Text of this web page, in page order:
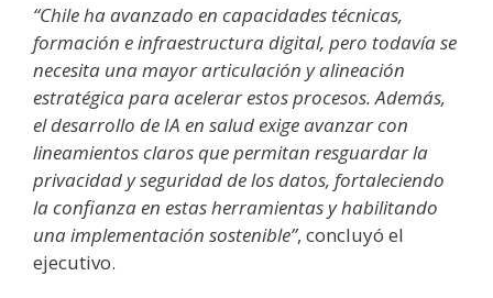
“Chile ha avanzado en capacidades técnicas,
formación e infraestructura digital, pero todavía se
necesita una mayor articulación y alineación
estratégica para acelerar estos procesos. Además,
el desarrollo de IA en salud exige avanzar con
lineamientos claros que permitan resguardar la
privacidad y seguridad de los datos, fortaleciendo
la confianza en estas herramientas y habilitando
una implementación sostenible”, concluyó el
ejecutivo.